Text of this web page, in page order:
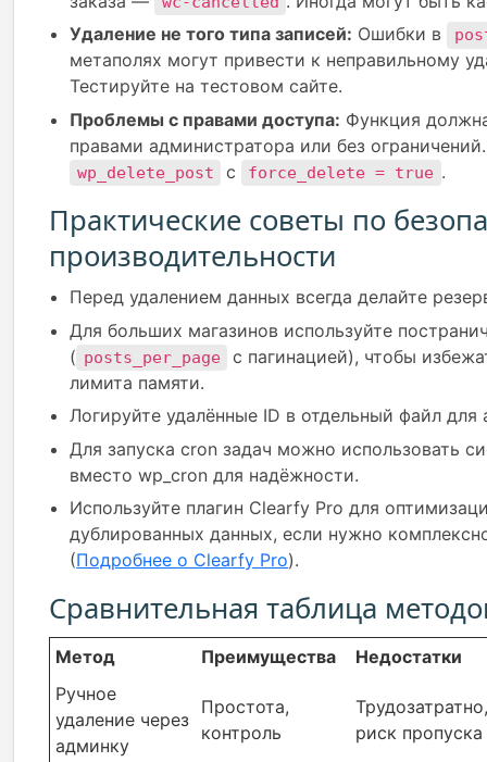
Удаление не того типа записей: Ошибки в
метаполях могут привести к неправильному
Тестируйте на тестовом сайте.
Проблемы с правами доступа: Функция
правами администратора или без
wp_delete_post с force_delete = true .
Практические советы по
производительности
Перед удалением данных всегда делайте
Для больших магазинов используйте
( posts_per_page
с пагинацией), чтобы
лимита памяти.
Логируйте удалённые ID в отдельный файл для
Для запуска cron задач можно использовать
вместо wp_cron для надёжности.
Используйте плагин Clearfy Pro для
дублированных данных, если нужно
(Подробнее о Clearfy Pro).
Сравнительная таблица
Метод Преимущества
Недостатки
Ручное
удаление через
админку
Простота,
контроль
Трудозатратно,
риск пропуска